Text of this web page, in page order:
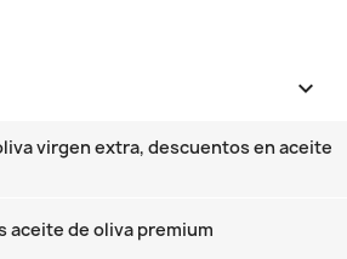

virgen extra, descuentos en aceite
aceite de oliva premium